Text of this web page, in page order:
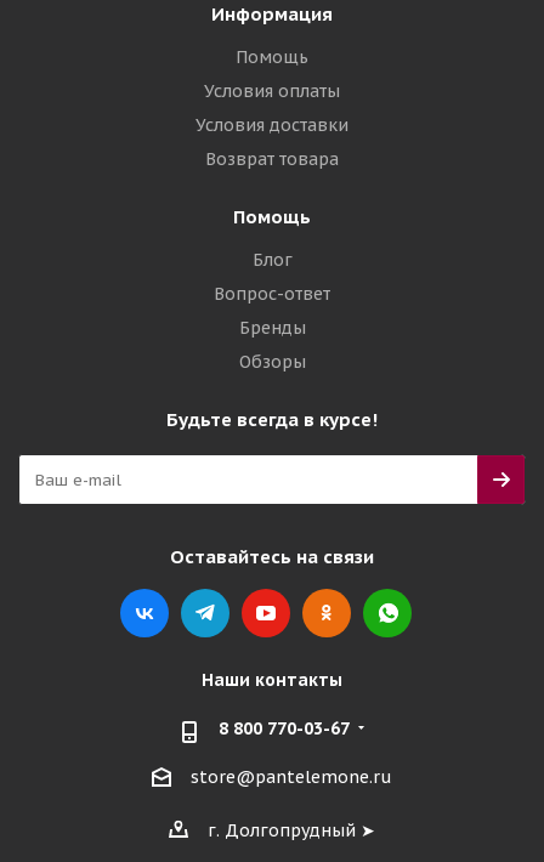
Информация
Помощь
Условия оплаты
Условия доставки
Возврат товара
Помощь
Блог
Вопрос-ответ
Бренды
Обзоры
Будьте всегда в курсе!
Оставайтесь на связи
Наши контакты
8 800 770-03-67
store@pantelemone.ru
г. Долгопрудный ➤